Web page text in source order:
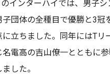
インターハイでは、男子
子団体の全種目で優勝と3冠
に立ちました。同年にはTリ
名電高の吉山僚一とともに
した。